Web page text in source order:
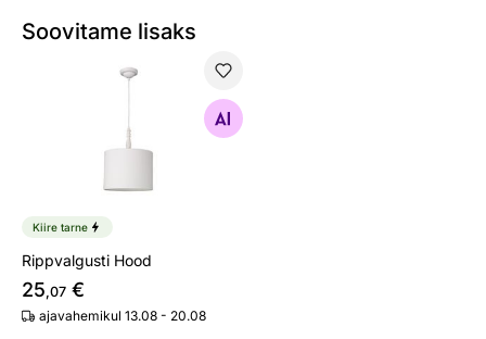
Soovitame lisaks
Kiire tarne
Rippvalgusti Hood
25,07 €
ajavahemikul 13.08 - 20.08